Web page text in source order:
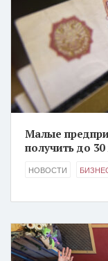
Малые
получить до
НОВОСТИ